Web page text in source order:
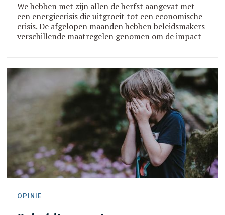
We hebben met zijn allen de herfst aangevat met
een energiecrisis die uitgroeit tot een economische
crisis. De afgelopen maanden hebben beleidsmakers
verschillende maatregelen genomen om de impact
jongeren in maatschappelijk kwetsbare situaties. Zij
blijven – letterlijk – in de kou staan. Organisa
OPINIE